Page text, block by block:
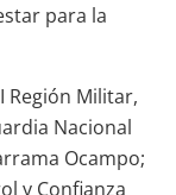
para la
Región Militar,
Nacional
Ocampo;
y Confianza